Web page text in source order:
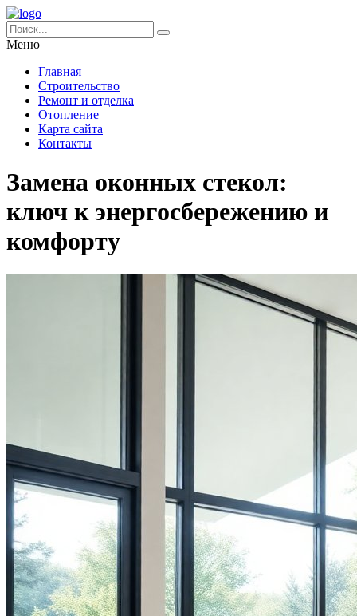
Меню
Главная
Строительство
Ремонт и отделка
Отопление
Карта сайта
Контакты
Замена оконных стекол:
ключ к энергосбережению и
комфорту